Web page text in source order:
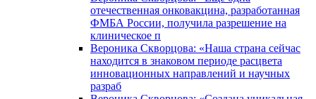
отечественная онковакцина, разработанная
ФМБА России, получила разрешение на
клиническое п
Вероника Скворцова: «Наша страна сейчас
находится в знаковом периоде расцвета
инновационных направлений и научных
разраб